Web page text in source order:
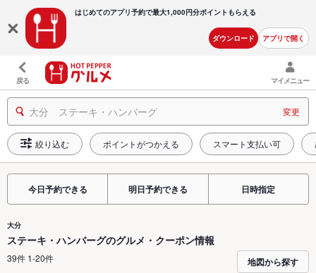
はじめてのアプリ予約で最大1,000円分ポイントもらえる
ダウンロード アプリで開く
戻る マイメニュー
大分 ステーキ・ハンバーグ 変更
絞り込む ポイントがつかえる スマート支払い可
今日予約できる 明日予約できる 日時指定
大分
ステーキ・ハンバーグのグルメ・クーポン情報
39件 1-20件 地図から探す